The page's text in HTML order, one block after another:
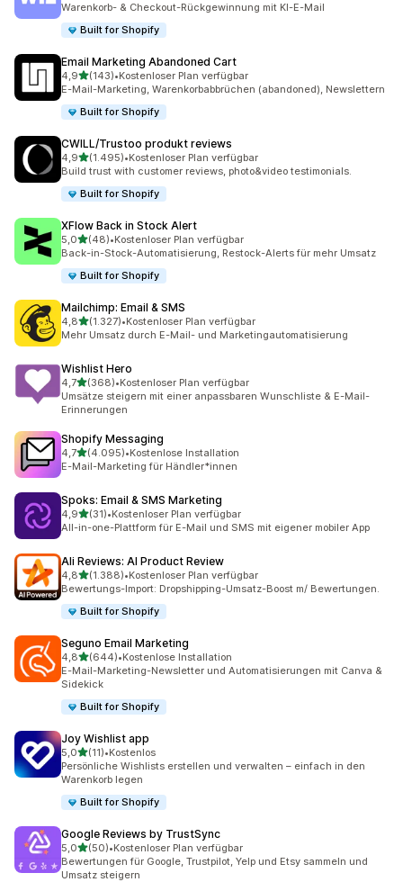
Warenkorb- & Checkout-Rückgewinnung mit KI-E-Mail
Built for Shopify
Email Marketing Abandoned Cart
4,9von 5 Sternen
(143)
143 Rezensionen insgesamt
•Kostenloser Plan verfügbar
E-Mail-Marketing, Warenkorbabbrüchen (abandoned), Newslettern
Built for Shopify
CWILL/Trustoo produkt reviews
4,9von 5 Sternen
(1.495)
1495 Rezensionen insgesamt
•Kostenloser Plan verfügbar
Build trust with customer reviews, photo&video testimonials.
Built for Shopify
XFlow Back in Stock Alert
5,0von 5 Sternen
(48)
48 Rezensionen insgesamt
•Kostenloser Plan verfügbar
Back-in-Stock-Automatisierung, Restock-Alerts für mehr Umsatz
Built for Shopify
Mailchimp: Email & SMS
4,8von 5 Sternen
(1.327)
1327 Rezensionen insgesamt
•Kostenloser Plan verfügbar
Mehr Umsatz durch E-Mail- und Marketingautomatisierung
Wishlist Hero
4,7von 5 Sternen
(368)
368 Rezensionen insgesamt
•Kostenloser Plan verfügbar
Umsätze steigern mit einer anpassbaren Wunschliste & E-Mail-
Erinnerungen
Shopify Messaging
4,7von 5 Sternen
(4.095)
4095 Rezensionen insgesamt
•Kostenlose Installation
E-Mail-Marketing für Händler*innen
Spoks: Email & SMS Marketing
4,9von 5 Sternen
(31)
31 Rezensionen insgesamt
•Kostenloser Plan verfügbar
All-in-one-Plattform für E-Mail und SMS mit eigener mobiler App
Ali Reviews: AI Product Review
4,8von 5 Sternen
(1.388)
1388 Rezensionen insgesamt
•Kostenloser Plan verfügbar
Bewertungs-Import: Dropshipping-Umsatz-Boost m/ Bewertungen.
Built for Shopify
Seguno Email Marketing
4,8von 5 Sternen
(644)
644 Rezensionen insgesamt
•Kostenlose Installation
E-Mail-Marketing-Newsletter und Automatisierungen mit Canva &
Sidekick
Built for Shopify
Joy Wishlist app
5,0von 5 Sternen
(11)
11 Rezensionen insgesamt
•Kostenlos
Persönliche Wishlists erstellen und verwalten – einfach in den
Warenkorb legen
Built for Shopify
Google Reviews by TrustSync
5,0von 5 Sternen
(50)
50 Rezensionen insgesamt
•Kostenloser Plan verfügbar
Bewertungen für Google, Trustpilot, Yelp und Etsy sammeln und
Umsatz steigern